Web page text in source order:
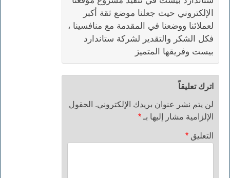
الإلكتروني حيث جعلنا موضع ثقة أكبر
لعملائنا ووضعنا في المقدمة مع منافسينا ،
فكل الشكر والتقدير لشركة ستاندارد
بيست وفريقها المتميز
اترك تعليقاً
لن يتم نشر عنوان بريدك الإلكتروني. الحقول
الإلزامية مشار إليها بـ *
التعليق *